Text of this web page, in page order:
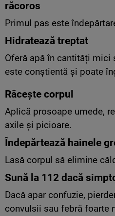
răcoros
Primul pas este
Hidratează treptat
Oferă apă în cantități mici
este conștientă și poate
Răcește corpul
Aplică prosoape umede,
axile și picioare.
Îndepărtează hainele
Lasă corpul să elimine
Sună la 112 dacă
Dacă apar confuzie,
convulsii sau febră foarte